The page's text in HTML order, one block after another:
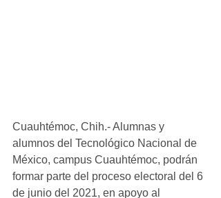
Cuauhtémoc, Chih.- Alumnas y
alumnos del Tecnológico Nacional de
México, campus Cuauhtémoc, podrán
formar parte del proceso electoral del 6
de junio del 2021, en apoyo al